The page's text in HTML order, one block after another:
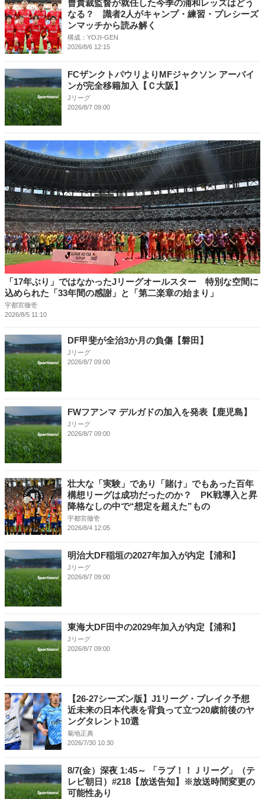
曺貴裁監督が就任した今季の浦和レッズはどう
なる？ 識者2人がキャンプ・練習・プレシーズ
ンマッチから読み解く
構成：YOJI-GEN
2026/8/6 12:15
FCザンクトパウリよりMFジャクソン アーバイ
ンが完全移籍加入【Ｃ大阪】
Jリーグ
2026/8/7 09:00
「17年ぶり」ではなかったJリーグオールスター 特別な空間に
込められた「33年間の感謝」と「第二楽章の始まり」
宇都宮徹壱
2026/8/5 11:10
DF甲斐が全治3か月の負傷【磐田】
Jリーグ
2026/8/7 09:00
FWフアンマ デルガドの加入を発表【鹿児島】
Jリーグ
2026/8/7 09:00
壮大な「実験」であり「賭け」でもあった百年
構想リーグは成功だったのか？ PK戦導入と昇
降格なしの中で“想定を超えた”もの
宇都宮徹壱
2026/8/4 12:05
明治大DF稲垣の2027年加入が内定【浦和】
Jリーグ
2026/8/7 09:00
東海大DF田中の2029年加入が内定【浦和】
Jリーグ
2026/8/7 09:00
【26-27シーズン版】J1リーグ・ブレイク予想
近未来の日本代表を背負って立つ20歳前後のヤ
ングタレント10選
菊地正典
2026/7/30 10:30
8/7(金）深夜 1:45～ 「ラブ！！Ｊリーグ」（テ
レビ朝日）#218【放送告知】※放送時間変更の
可能性あり